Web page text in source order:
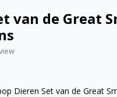
van de Great
Dieren Set van de Great